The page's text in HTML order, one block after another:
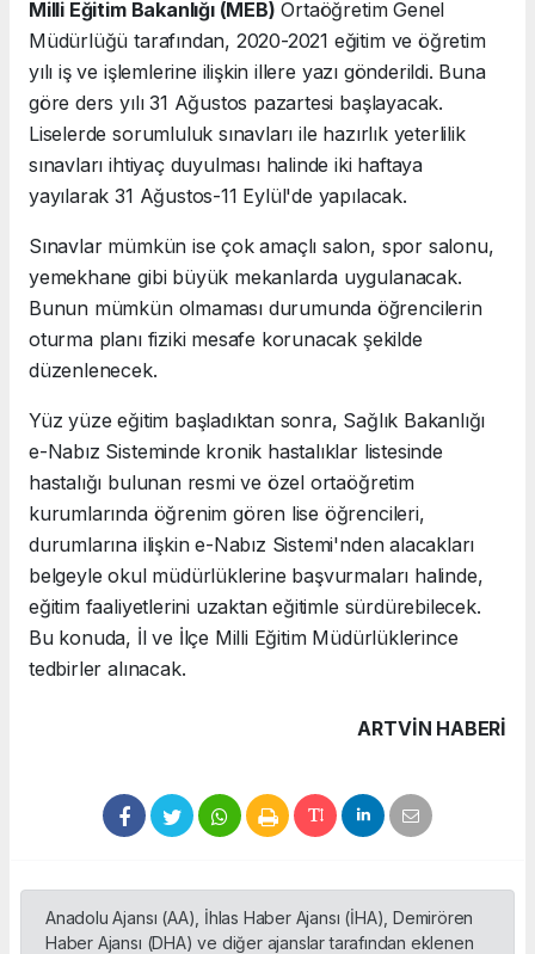
Milli Eğitim Bakanlığı (MEB) Ortaöğretim Genel
Müdürlüğü tarafından, 2020-2021 eğitim ve öğretim
yılı iş ve işlemlerine ilişkin illere yazı gönderildi. Buna
göre ders yılı 31 Ağustos pazartesi başlayacak.
Liselerde sorumluluk sınavları ile hazırlık yeterlilik
sınavları ihtiyaç duyulması halinde iki haftaya
yayılarak 31 Ağustos-11 Eylül'de yapılacak.
Sınavlar mümkün ise çok amaçlı salon, spor salonu,
yemekhane gibi büyük mekanlarda uygulanacak.
Bunun mümkün olmaması durumunda öğrencilerin
oturma planı fiziki mesafe korunacak şekilde
düzenlenecek.
Yüz yüze eğitim başladıktan sonra, Sağlık Bakanlığı
e-Nabız Sisteminde kronik hastalıklar listesinde
hastalığı bulunan resmi ve özel ortaöğretim
kurumlarında öğrenim gören lise öğrencileri,
durumlarına ilişkin e-Nabız Sistemi'nden alacakları
belgeyle okul müdürlüklerine başvurmaları halinde,
eğitim faaliyetlerini uzaktan eğitimle sürdürebilecek.
Bu konuda, İl ve İlçe Milli Eğitim Müdürlüklerince
tedbirler alınacak.
ARTVIN HABERİ
Anadolu Ajansı (AA), İhlas Haber Ajansı (İHA), Demirören
Haber Ajansı (DHA) ve diğer ajanslar tarafından eklenen